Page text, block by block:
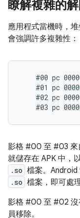
瞭解複雜的
應用程式當機時，
會強調許多複雜性：
#00 pc
#01 pc
#02 pc
影格 #00 至 #03 來
就儲存在 APK 中，
.so 檔案。
.so 檔案，即可處
影格 #00 至 #02 沒
員移除。